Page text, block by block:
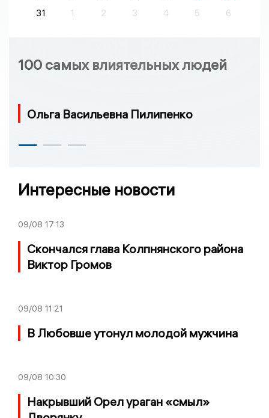
31
1 2 3 4 5 6
100 самых влиятельных людей
Ольга Васильевна Пилипенко
Интересные новости
09/08 17:13
Скончался глава Колпнянского района
Виктор Громов
09/08 11:21
В Любовше утонул молодой мужчина
09/08 10:30
Накрывший Орел ураган «смыл»